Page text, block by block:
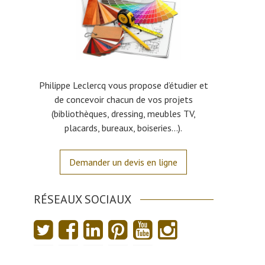
Philippe Leclercq vous propose d’étudier et
de concevoir chacun de vos projets
(bibliothèques, dressing, meubles TV,
placards, bureaux, boiseries…).
Demander un devis en ligne
RÉSEAUX SOCIAUX